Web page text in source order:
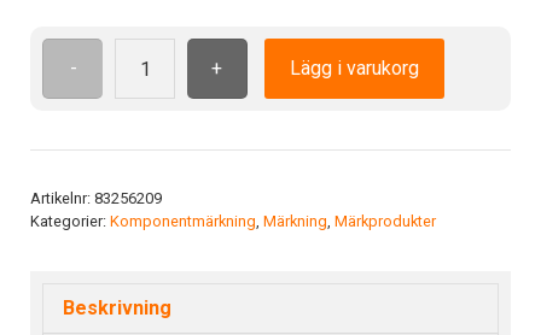
-
Etikett
Färg:
+ Lägg i varukorg
Artikelnr: 83256209
Kategorier: Komponentmärkning, Märkning, Märkprodukter
Beskrivning